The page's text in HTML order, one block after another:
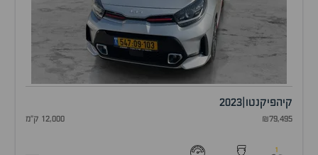
קיהפיקנטו 2023
₪79,495 12,000 ק"מ
1